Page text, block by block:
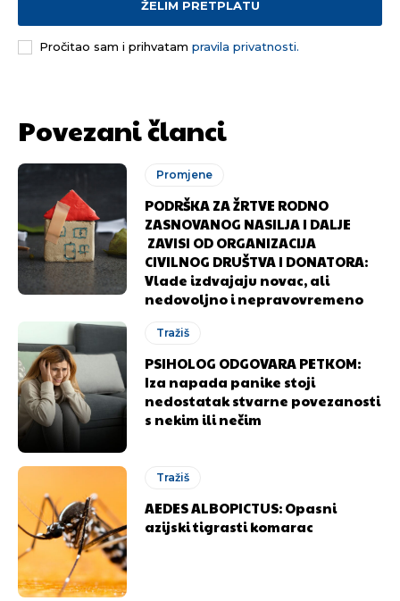
ŽELIM PRETPLATU
Pročitao sam i prihvatam pravila privatnosti.
Povezani članci
Promjene
PODRŠKA ZA ŽRTVE RODNO
ZASNOVANOG NASILJA I DALJE
ZAVISI OD ORGANIZACIJA
CIVILNOG DRUŠTVA I DONATORA:
Vlade izdvajaju novac, ali
nedovoljno i nepravovremeno
Tražiš
PSIHOLOG ODGOVARA PETKOM:
Iza napada panike stoji
nedostatak stvarne povezanosti
s nekim ili nečim
Tražiš
AEDES ALBOPICTUS: Opasni
azijski tigrasti komarac